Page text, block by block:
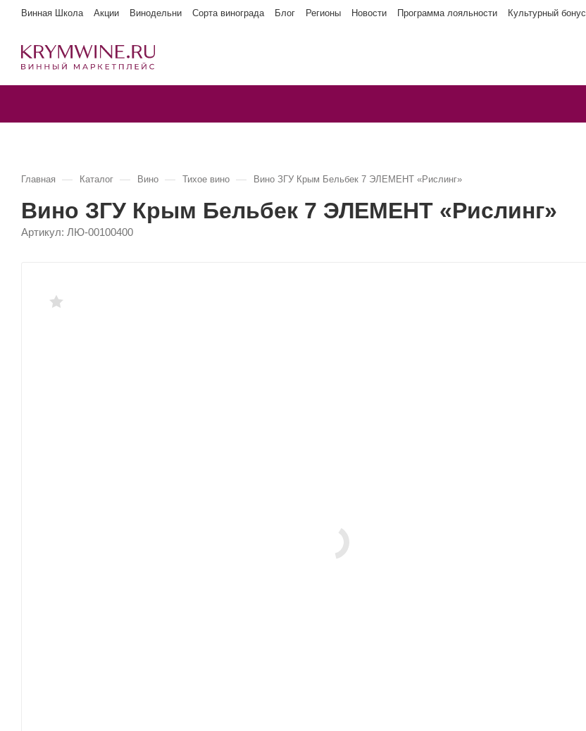
Винная Школа Акции Винодельни Сорта винограда Блог Регионы Новости Программа лояльности Культурный бонус
Главная — Каталог — Вино — Тихое вино — Вино ЗГУ Крым Бельбек 7 ЭЛЕМЕНТ «Рислинг»
Вино ЗГУ Крым Бельбек 7 ЭЛЕМЕНТ «Рислинг»
Артикул: ЛЮ-00100400